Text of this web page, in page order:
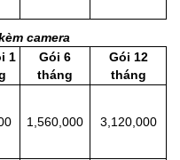
camera
1
Gói 6
tháng
Gói 12
tháng
1,560,000 3,120,000